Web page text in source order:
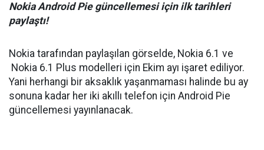
Nokia Android Pie güncellemesi için ilk tarihleri
paylaştı!
Nokia tarafından paylaşılan görselde, Nokia 6.1 ve
Nokia 6.1 Plus modelleri için Ekim ayı işaret ediliyor.
Yani herhangi bir aksaklık yaşanmaması halinde bu ay
sonuna kadar her iki akıllı telefon için Android Pie
güncellemesi yayınlanacak.